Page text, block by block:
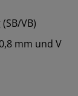
VB)
mm und V